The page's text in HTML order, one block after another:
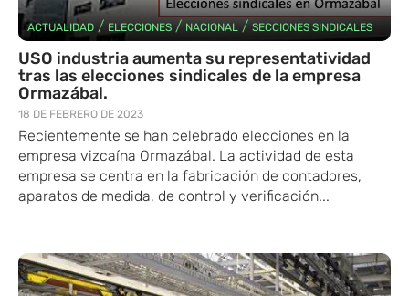
ACTUALIDAD / ELECCIONES/NACIONAL / SECCIONES SINDICALES
USO industria aumenta su representatividad
tras las elecciones sindicales de la empresa
Ormazábal.
18 DE FEBRERO DE 2023
Recientemente se han celebrado elecciones en la
empresa vizcaína Ormazábal. La actividad de esta
empresa se centra en la fabricación de contadores,
aparatos de medida, de control y verificación...